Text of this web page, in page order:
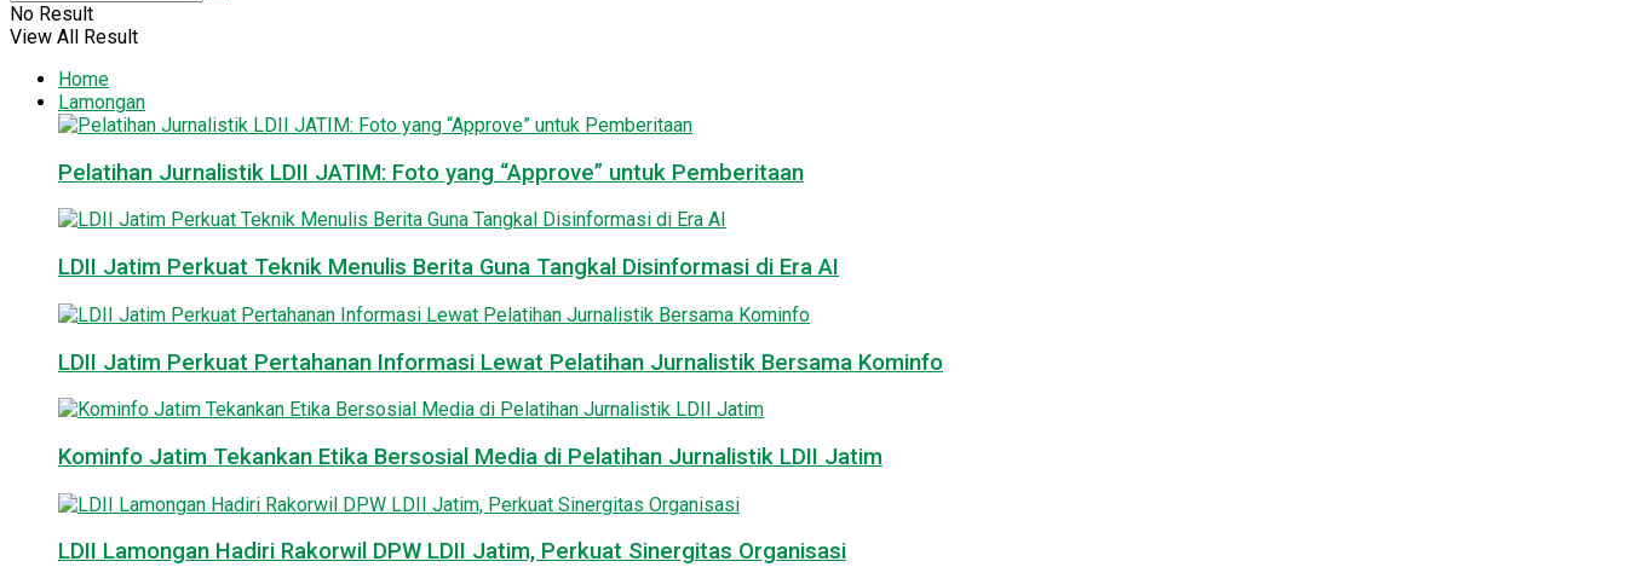
No Result
View All Result
Home
Lamongan
Pelatihan Jurnalistik LDII JATIM: Foto yang “Approve” untuk Pemberitaan
LDII Jatim Perkuat Teknik Menulis Berita Guna Tangkal Disinformasi di Era AI
LDII Jatim Perkuat Pertahanan Informasi Lewat Pelatihan Jurnalistik Bersama Kominfo
Kominfo Jatim Tekankan Etika Bersosial Media di Pelatihan Jurnalistik LDII Jatim
LDII Lamongan Hadiri Rakorwil DPW LDII Jatim, Perkuat Sinergitas Organisasi